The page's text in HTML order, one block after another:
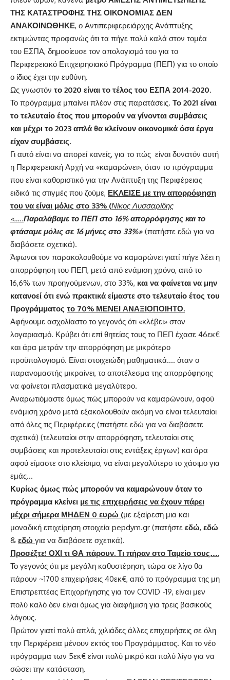
ΤΗΣ ΚΑΤΑΣΤΡΟΦΗΣ ΤΗΣ ΟΙΚΟΝΟΜΙΑΣ ΔΕΝ
ΑΝΑΚΟΙΝΩΘΗΚΕ, ο Αντιπεριφερειάρχης Ανάπτυξης
εκτιμώντας προφανώς ότι τα πήγε πολύ καλά στον τομέα
του ΕΣΠΑ, δημοσίευσε τον απολογισμό του για το
Περιφερειακό Επιχειρησιακό Πρόγραμμα (ΠΕΠ) για το οποίο
ο ίδιος έχει την ευθύνη.
Ως γνωστόν το 2020 είναι το τέλος του ΕΣΠΑ 2014-2020.
Το πρόγραμμα μπαίνει πλέον στις παρατάσεις. Το 2021 είναι
το τελευταίο έτος που μπορούν να γίνονται συμβάσεις
και μέχρι το 2023 απλά θα κλείνουν οικονομικά όσα έργα
είχαν συμβάσεις.
Γι αυτό είναι να απορεί κανείς, για το πώς είναι δυνατόν αυτή
η Περιφερειακή Αρχή να «καμαρώνει», όταν το πρόγραμμα
που είναι καθοριστικό για την Ανάπτυξη της Περιφέρειας
ειδικά τις στιγμές που ζούμε, ΕΚΛΕΙΣΕ με την απορρόφηση
του να είναι μόλις στο 33% (Νίκος Λυσσαρίδης
«…..Παραλάβαμε το ΠΕΠ στο 16% απορρόφησης και το
φτάσαμε μόλις σε 16 μήνες στο 33%» (πατήστε εδώ για να
διαβάσετε σχετικά).
Άφωνοι τον παρακολουθούμε να καμαρώνει γιατί πήγε λέει η
απορρόφηση του ΠΕΠ, μετά από ενάμιση χρόνο, από το
16,6% των προηγούμενων, στο 33%, και να φαίνεται να μην
κατανοεί ότι ενώ πρακτικά είμαστε στο τελευταίο έτος του
Προγράμματος το 70% ΜΕΝΕΙ ΑΝΑΞΙΟΠΟΙΗΤΟ.
Αφήνουμε ασχολίαστο το γεγονός ότι «κλέβει» στον
λογαριασμό. Κρύβει ότι επί θητείας τους το ΠΕΠ έχασε 46εκ€
και άρα μετράν την απορρόφηση με μικρότερο
προϋπολογισμό. Είναι στοιχειώδη μαθηματικά…. όταν ο
παρανομαστής μικραίνει, το αποτέλεσμα της απορρόφησης
να φαίνεται πλασματικά μεγαλύτερο.
Αναρωτιόμαστε όμως πώς μπορούν να καμαρώνουν, αφού
ενάμιση χρόνο μετά εξακολουθούν ακόμη να είναι τελευταίοι
από όλες τις Περιφέρειες (πατήστε εδώ για να διαβάσετε
σχετικά) (τελευταίοι στην απορρόφηση, τελευταίοι στις
συμβάσεις και προτελευταίοι στις εντάξεις έργων) και άρα
αφού είμαστε στο κλείσιμο, να είναι μεγαλύτερο το χάσιμο για
εμάς…
Κυρίως όμως πώς μπορούν να καμαρώνουν όταν το
πρόγραμμα κλείνει με τις επιχειρήσεις να έχουν πάρει
μέχρι σήμερα ΜΗΔΕΝ 0 ευρώ (με εξαίρεση μια και
μοναδική επιχείρηση στοιχεία pepdym.gr (πατήστε εδώ, εδώ
& εδώ για να διαβάσετε σχετικά).
Προσέξτε! ΟΧΙ τι ΘΑ πάρουν. Τι πήραν στο Ταμείο τους….
Το γεγονός ότι με μεγάλη καθυστέρηση, τώρα σε λίγο θα
πάρουν ~1700 επιχειρήσεις 40εκ€, από το πρόγραμμα της μη
Επιστρεπτέας Επιχορήγησης για τον COVID -19, είναι μεν
πολύ καλό δεν είναι όμως για διαφήμιση για τρεις βασικούς
λόγους.
Πρώτον γιατί πολύ απλά, χιλιάδες άλλες επιχειρήσεις σε όλη
την Περιφέρεια μένουν εκτός του Προγράμματος. Και το νέο
πρόγραμμα των 5εκ€ είναι πολύ μικρό και πολύ λίγο για να
σώσει την κατάσταση.